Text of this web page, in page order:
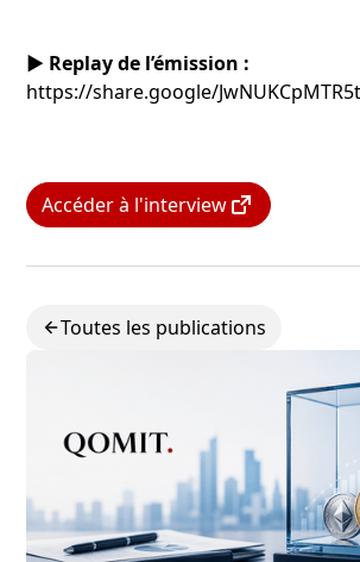
▶️ Replay de l’émission :
https://share.google/
Accéder à l'interview
Toutes les publications